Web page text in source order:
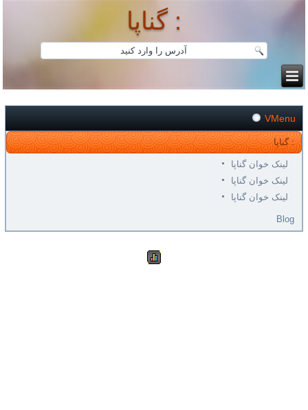
گناپا :
VMenu
گناپا :
لینک خوان گناپا
لینک خوان گناپا
لینک خوان گناپا
Blog